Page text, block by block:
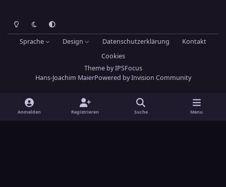
Heller ModusDunkler ModusSystemeinstellung
Sprache Design Datenschutzerklärung
Kontakt
Cookies
ThemebyIPSFocus
Hans-Joachim MaierPowered byInvision Community
Anmelden Registrieren Suche Menu